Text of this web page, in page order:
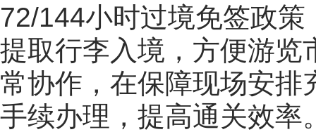
72/144小时过境免签政
提取行李入境，方便游览
常协作，在保障现场安排
手续办理，提高通关效率